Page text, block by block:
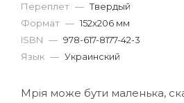
Переплет — Твердый
Формат — 152x206 мм
ISBN — 978-617-8177-42-3
Язык — Украинский
Мрія може бути маленька,